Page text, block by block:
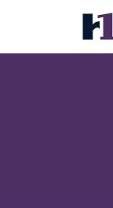
The
Priser